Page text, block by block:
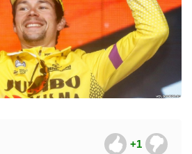
+1